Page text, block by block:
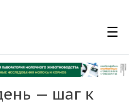
☰
— шаг к